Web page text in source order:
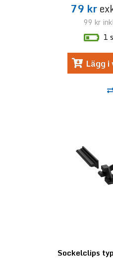
79 kr
99 kr
1
Lägg
Sockelclips